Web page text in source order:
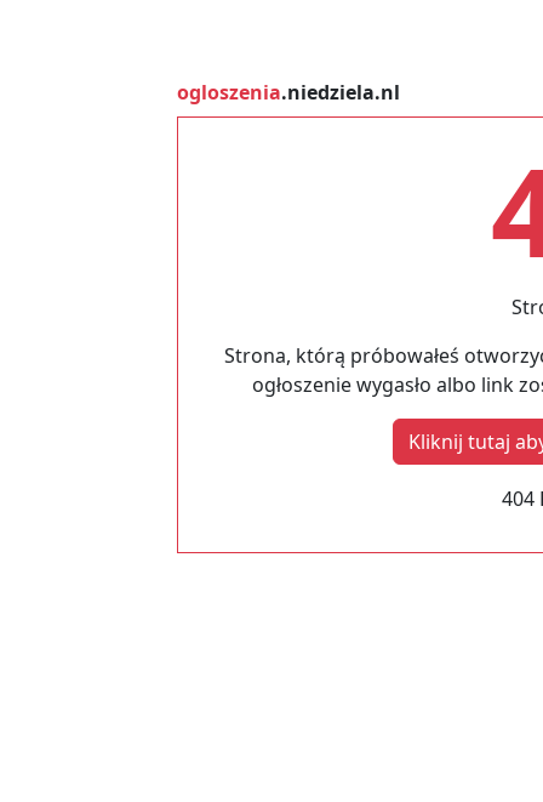
ogloszenia.niedziela.nl
Strona, którą próbowałeś
ogłoszenie wygasło albo link
Kliknij tutaj
404